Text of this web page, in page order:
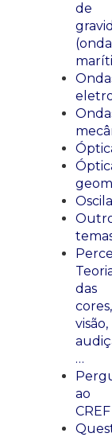
de
das
cores,
visão,
…
ao
CREF